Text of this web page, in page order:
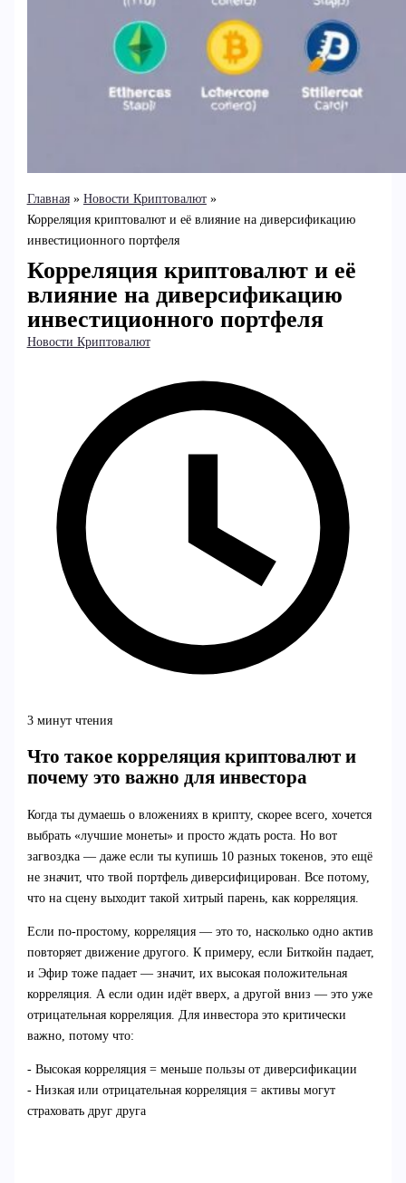
Главная
Новости Криптовалют
Корреляция криптовалют и её влияние на диверсификацию
инвестиционного портфеля
Корреляция криптовалют и её
влияние на диверсификацию
инвестиционного портфеля
Новости Криптовалют
3 минут чтения
Что такое корреляция криптовалют и
почему это важно для инвестора
Когда ты думаешь о вложениях в крипту, скорее всего, хочется
выбрать «лучшие монеты» и просто ждать роста. Но вот
загвоздка — даже если ты купишь 10 разных токенов, это ещё
не значит, что твой портфель диверсифицирован. Все потому,
что на сцену выходит такой хитрый парень, как корреляция.
Если по-простому, корреляция — это то, насколько одно актив
повторяет движение другого. К примеру, если Биткойн падает,
и Эфир тоже падает — значит, их высокая положительная
корреляция. А если один идёт вверх, а другой вниз — это уже
отрицательная корреляция. Для инвестора это критически
важно, потому что:
- Высокая корреляция = меньше пользы от диверсификации
- Низкая или отрицательная корреляция = активы могут
страховать друг друга